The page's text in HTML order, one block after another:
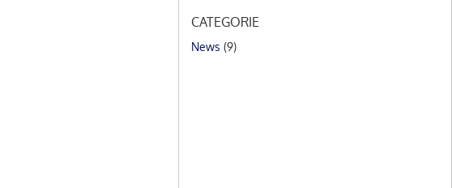
CATEGORIE
News (9)